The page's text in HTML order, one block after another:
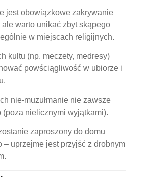
jest obowiązkowe zakrywanie
ale warto unikać zbyt skąpego
w miejscach religijnych.
kultu (np. meczety, medresy)
powściągliwość w ubiorze i
nie-muzułmanie nie zawsze
(poza nielicznymi wyjątkami).
zaproszony do domu
– uprzejme jest przyjść z drobnym